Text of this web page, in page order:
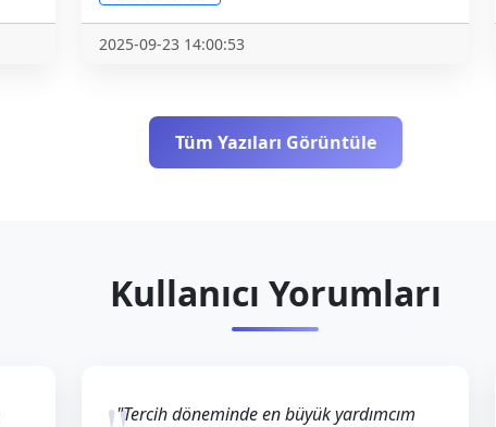
2025-09-23 14:00:53
Tüm Yazıları Görüntüle
Kullanıcı Yorumları
"Tercih döneminde en büyük yardımcım